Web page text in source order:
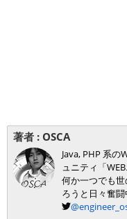
著者 : OSCA
Java, PHP 系の
ュニティ「
何か一つでも
ろうと日々奮闘